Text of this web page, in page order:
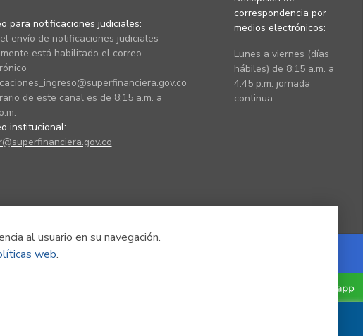
al usuario en su navegación.
web.
para notificaciones judiciales:
envío de notificaciones judiciales
está habilitado el correo
de este canal es de 8:15 a.m. a
institucional:
correspondencia por
medios electrónicos:
Lunes a viernes (días
hábiles) de 8:15 a.m. a
4:45 p.m. jornada
continua
Powered by Nexura